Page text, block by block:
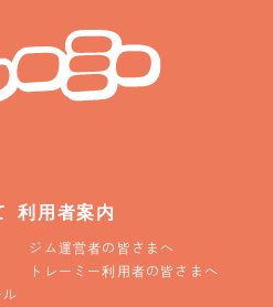
利用者案内
ジム運営者の皆さまへ
トレーミー利用者の皆さまへ